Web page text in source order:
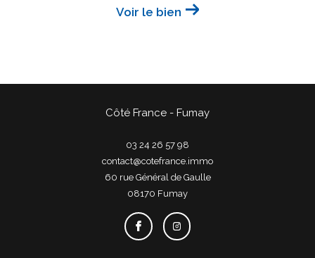
Voir le bien
Côté France - Fumay
03 24 26 57 98
contact@cotefrance.immo
60 rue Général de Gaulle
08170
fumay